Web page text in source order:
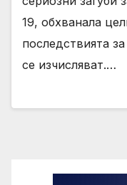
19, обхванала
последствията
се изчисляват.…